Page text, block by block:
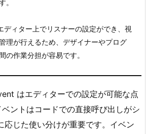
。
ディター上でリスナーの設定ができ、視
理が行えるため、デザイナーやプログ
の作業分担が容易です。
はエディターでの設定が可能な点
ントはコードでの直接呼び出しがシ
応じた使い分けが重要です。イベン